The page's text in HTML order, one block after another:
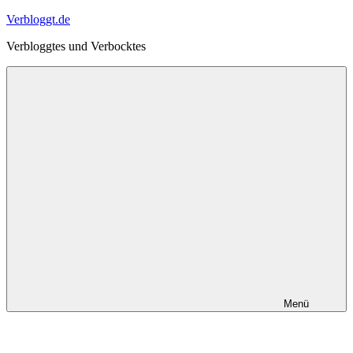
Zum
springen
Verbloggt.de
Verbloggtes und Verbocktes
Menü